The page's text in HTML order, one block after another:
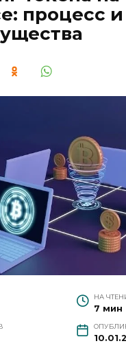
процесс и
НА
7 мин